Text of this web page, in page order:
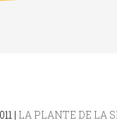
| LA PLANTE DE LA